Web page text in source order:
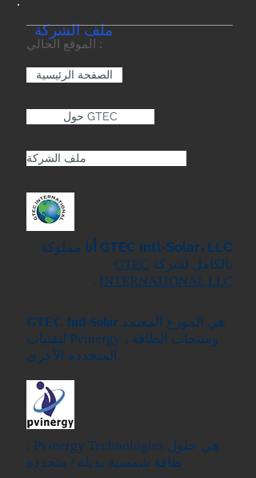
ملف الشركة
الموقع الحالي :
الصفحة الرئيسية
حول GTEC
ملف الشركة
GTEC Intl-Solar، LLC أنا مملوكة
بالكامل لشركة GTEC
INTERNATIONAL LLC
.
GTEC Intl-Solar هي الموزع المعتمد
لتقنيات Pvinergy ، ومنتجات الطاقة
المتجددة الأخرى.
: Pvinergy Technologies هي حلول